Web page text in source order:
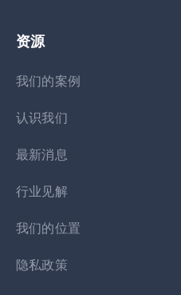
资源
我们的案例
认识我们
最新消息
行业见解
我们的位置
隐私政策